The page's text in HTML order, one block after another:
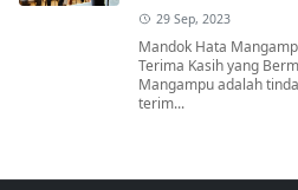
29 Sep, 2023
Mandok Hata
Terima Kasih yang
Mangampu adalah
terim...